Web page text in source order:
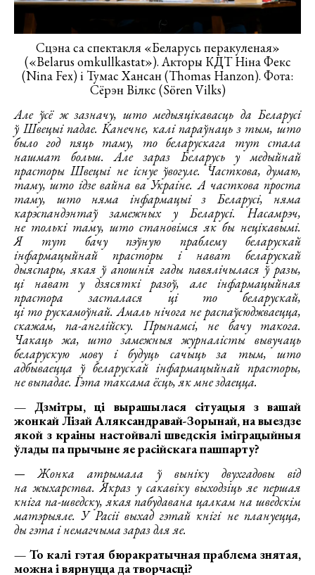
Сцэна са спектакля «Беларусь перакуленая»
(«Belarus omkullkastat»). Акторы КДТ Ніна Фекс
(Nina Fex) і Тумас Хансан (Thomas Hanzon). Фота:
Сёрэн Вілкс (Sören Vilks)
Але ўсё ж зазначу, што медыяцікавасць да Беларусі
ў Швецыі падае. Канечне, калі параўнаць з тым, што
было год пяць таму, то беларускага тут стала
нашмат больш. Але зараз Беларусь у медыйнай
прасторы Швецыі не існуе ўвогуле. Часткова, думаю,
таму, што ідзе вайна ва Украіне. А часткова проста
таму, што няма інфармацыі з Беларусі, няма
карэспандэнтаў замежных у Беларусі. Насамрэч,
не толькі таму, што становімся як бы нецікавымі.
Я тут бачу пэўную праблему беларускай
інфармацыйнай прасторы і нават беларускай
дыяспары, якая ў апошнія гады павялічылася ў разы,
ці нават у дзясяткі разоў, але інфармацыйная
прастора засталася ці то беларускай,
ці то рускамоўнай. Амаль нічога не распаўсюджваецца,
скажам, па-англійску. Прынамсі, не бачу такога.
Чакаць жа, што замежныя журналісты вывучаць
беларускую мову і будуць сачыць за тым, што
адбываецца ў беларускай інфармацыйнай прасторы,
не выпадае. Гэта таксама ёсць, як мне здаецца.
— Дзмітры, ці вырашылася сітуацыя з вашай
жонкай Лізай Аляксандравай-Зорынай, на выездзе
якой з краіны настойвалі шведскія іміграцыйныя
ўлады па прычыне яе расійскага пашпарту?
— Жонка атрымала ў выніку двухгадовы від
на жыхарства. Якраз у сакавіку выходзіць яе першая
кніга па-шведску, якая пабудавана цалкам на шведскім
матэрыяле. У Расіі выхад гэтай кнігі не плануецца,
ды гэта і немагчыма зараз для яе.
— То калі гэтая бюракратычная праблема знятая,
можна і вярнуцца да творчасці?